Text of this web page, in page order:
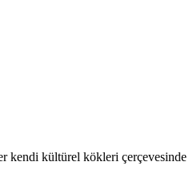
kendi kültürel kökleri